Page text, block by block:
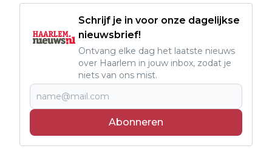
Schrijf je in voor onze dagelijkse
nieuwsbrief!
Ontvang elke dag het laatste nieuws
over Haarlem in jouw inbox, zodat je
niets van ons mist.
Abonneren